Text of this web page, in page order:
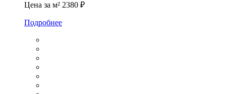
Цена за м² 2380 ₽
Подробнее